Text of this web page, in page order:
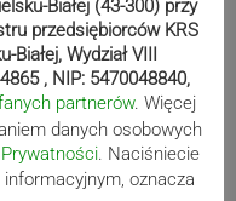
Będzie się
PROGRAM
Białej (43-300) przy
przedsiębiorców KRS
Wydział VIII
, NIP: 5470048840,
partnerów. Więcej
danych osobowych
. Naciśniecie
oznacza